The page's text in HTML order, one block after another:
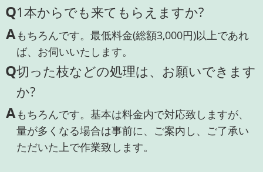
Q1本からでも来てもらえますか?
Aもちろんです。最低料金(総額3,000円)以上であれ
ば、お伺いいたします。
Q切った枝などの処理は、お願いできます
か?
Aもちろんです。基本は料金内で対応致しますが、
量が多くなる場合は事前に、ご案内し、ご了承い
ただいた上で作業致します。